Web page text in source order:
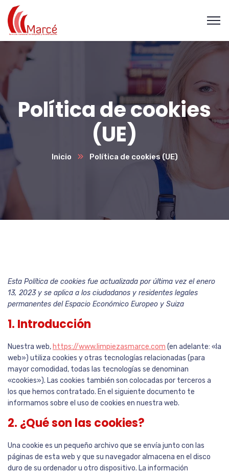
Política de cookies
(UE)
Inicio Política de cookies (UE)
Esta Política de cookies fue actualizada por última vez el enero
13, 2023 y se aplica a los ciudadanos y residentes legales
permanentes del Espacio Económico Europeo y Suiza
1. Introducción
Nuestra web, https://www.limpiezasmarce.com (en adelante: «la
web») utiliza cookies y otras tecnologías relacionadas (para
mayor comodidad, todas las tecnologías se denominan
«cookies»). Las cookies también son colocadas por terceros a
los que hemos contratado. En el siguiente documento te
informamos sobre el uso de cookies en nuestra web.
2. ¿Qué son las cookies?
Una cookie es un pequeño archivo que se envía junto con las
páginas de esta web y que su navegador almacena en el disco
duro de su ordenador u otro dispositivo. La información